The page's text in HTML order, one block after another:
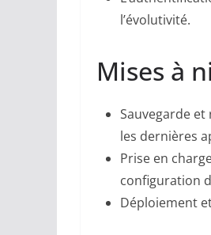
l’évolutivité.
Mises à
Sauvegarde
les dernières
Prise en
configuration
Déploiement